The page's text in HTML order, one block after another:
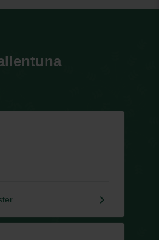
keyboard_arrow_right